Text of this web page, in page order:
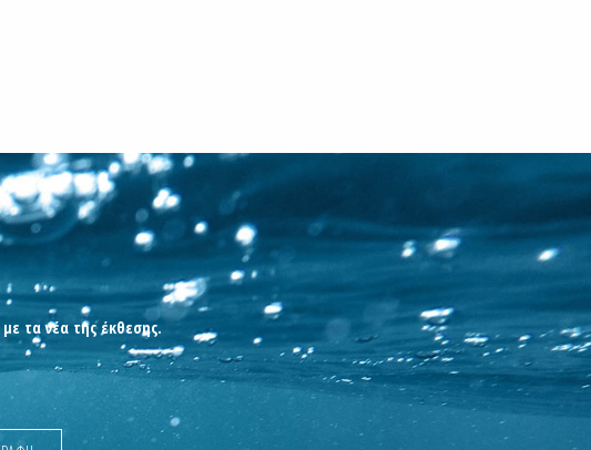
τα νέα της έκθεσης.